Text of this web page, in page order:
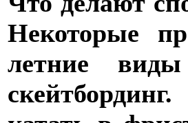
Некоторые
летние